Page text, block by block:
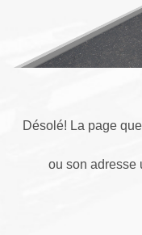
Désolé! La page
ou son adresse